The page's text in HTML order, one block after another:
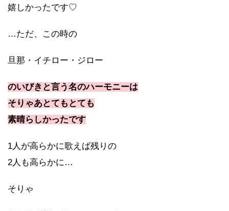
嬉しかったです♡
…ただ、この時の
旦那・イチロー・ジロー
のいびきと言う名のハーモニーは
そりゃあとてもとても
素晴らしかったです
1人が高らかに歌えば残りの
2人も高らかに…
そりゃ